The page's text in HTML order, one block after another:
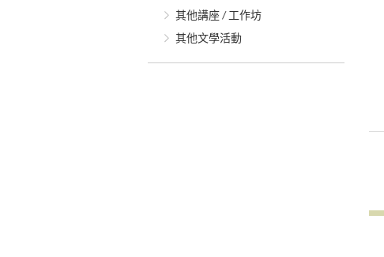
其他講座 / 工作坊
其他文學活動